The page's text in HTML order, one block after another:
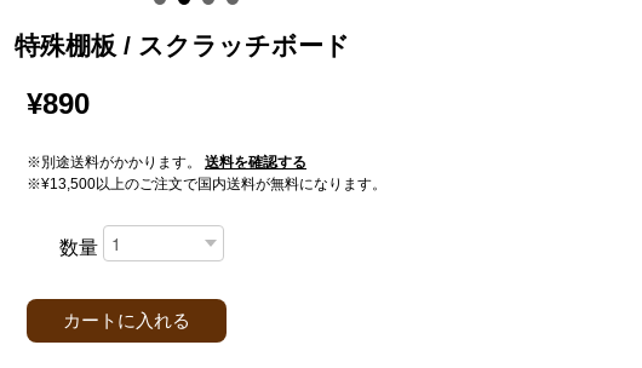
特殊棚板 / スクラッチボード
¥890
※別途送料がかかります。
送料を確認する
※¥13,500以上のご注文で国内送料が無料になります。
数量
カートに入れる